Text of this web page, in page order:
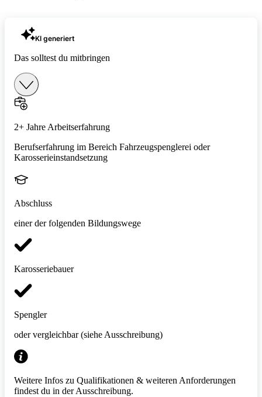
KI generiert
Das solltest du mitbringen
2+ Jahre Arbeitserfahrung
Berufserfahrung im Bereich Fahrzeugspenglerei oder
Karosserieinstandsetzung
Abschluss
einer der folgenden Bildungswege
Karosseriebauer
Spengler
oder vergleichbar (siehe Ausschreibung)
Weitere Infos zu Qualifikationen & weiteren Anforderungen
findest du in der Ausschreibung.